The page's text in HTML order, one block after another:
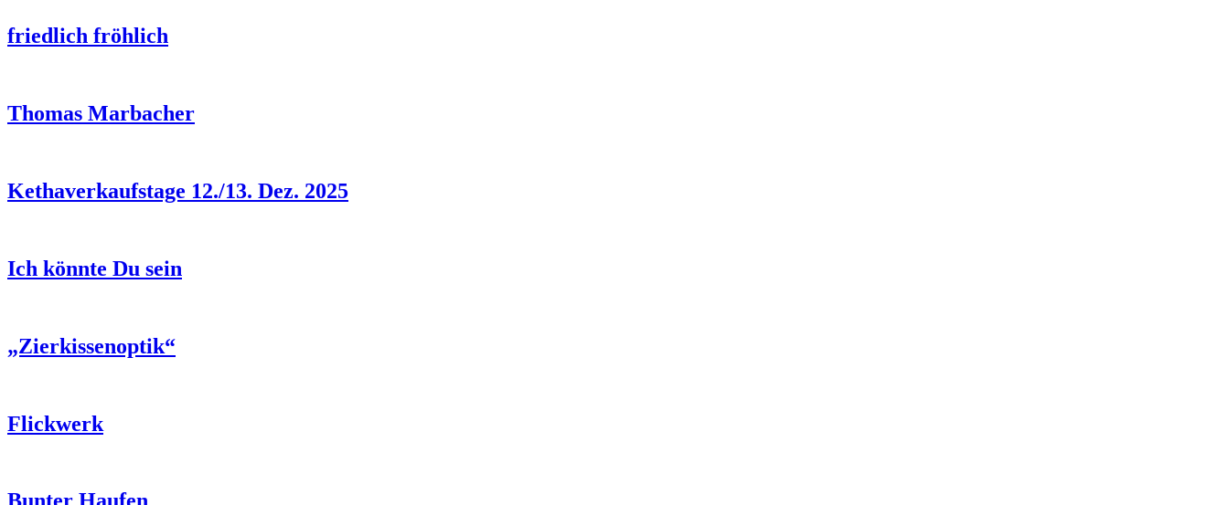
friedlich fröhlich
Thomas Marbacher
Kethaverkaufstage 12./13. Dez. 2025
Ich könnte Du sein
„Zierkissenoptik“
Flickwerk